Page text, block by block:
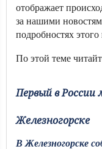
отображает
за нашими
подробностях
По этой теме
Первый в России
Железногорске
В Железногорске